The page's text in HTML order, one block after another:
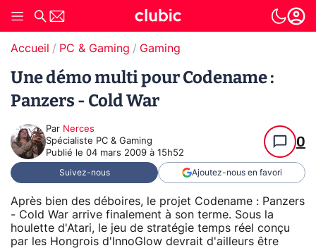
Accueil PC & Gaming Gaming
Une démo multi pour Codename :
Panzers - Cold War
Par Nerces
Spécialiste PC & Gaming
Publié le 04 mars 2009 à 15h52
0
Suivez-nous Ajoutez-nous en favori
Après bien des déboires, le projet Codename : Panzers
- Cold War arrive finalement à son terme. Sous la
houlette d'Atari, le jeu de stratégie temps réel conçu
par les Hongrois d'InnoGlow devrait d'ailleurs être